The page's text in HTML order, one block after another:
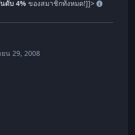
ดับ 4% ของสมาชิกทั้งหมด!]]>
น 29, 2008